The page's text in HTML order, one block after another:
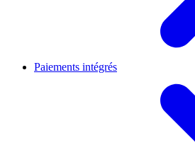
Paiements intégrés